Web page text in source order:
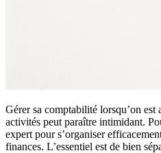
Gérer sa comptabilité lorsqu’on est
activités peut paraître intimidant.
expert pour s’organiser
finances. L’essentiel est de bien